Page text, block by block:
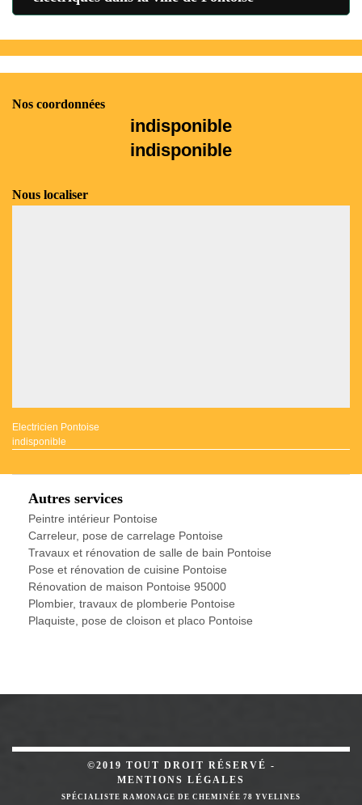
Nos coordonnées
indisponible
indisponible
Nous localiser
Electricien Pontoise
indisponible
Autres services
Peintre intérieur Pontoise
Carreleur, pose de carrelage Pontoise
Travaux et rénovation de salle de bain Pontoise
Pose et rénovation de cuisine Pontoise
Rénovation de maison Pontoise 95000
Plombier, travaux de plomberie Pontoise
Plaquiste, pose de cloison et placo Pontoise
©2019 TOUT DROIT RÉSERVÉ -
MENTIONS LÉGALES
SPÉCIALISTE RAMONAGE DE CHEMINÉE 78 YVELINES